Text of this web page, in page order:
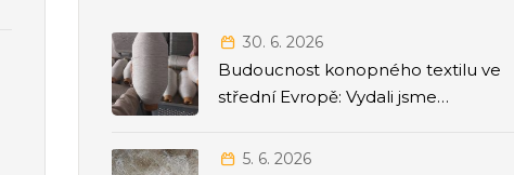
30. 6. 2026
Budoucnost konopného textilu ve
střední Evropě: Vydali jsme
5. 6. 2026